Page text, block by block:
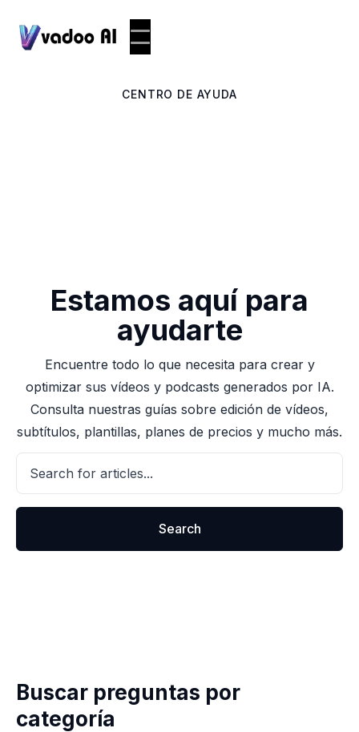
CENTRO DE AYUDA
Estamos aquí para
ayudarte
Encuentre todo lo que necesita para crear y
optimizar sus vídeos y podcasts generados por IA.
Consulta nuestras guías sobre edición de vídeos,
subtítulos, plantillas, planes de precios y mucho más.
Buscar preguntas por
categoría